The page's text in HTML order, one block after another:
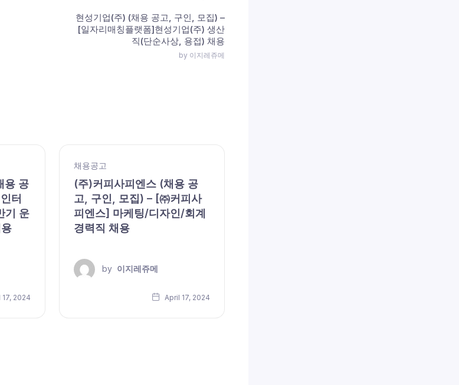
현성기업(주) (채용 공고, 구인, 모집) –
[일자리매칭플랫폼]현성기업(주) 생산
직(단순사상, 용접) 채용
by 이지레쥬메
용 공
터
기 운
17, 2024
채용공고
(주)커피사피엔스 (채용 공
고, 구인, 모집) – [㈜커피사
피엔스] 마케팅/디자인/회계
경력직 채용
by 이지레쥬메
April 17, 2024